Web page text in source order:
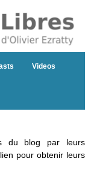
Videos
du blog par leurs
pour obtenir leurs